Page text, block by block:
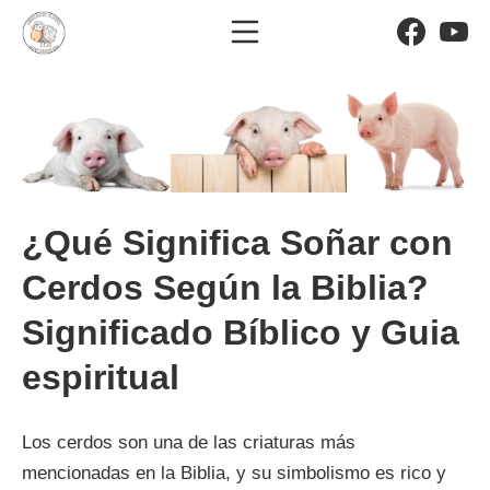
Saltar
Menú móvil
¿Qué Significa Soñar con
Cerdos Según la Biblia?
Significado Bíblico y Guia
espiritual
Los cerdos son una de las criaturas más
mencionadas en la Biblia, y su simbolismo es rico y